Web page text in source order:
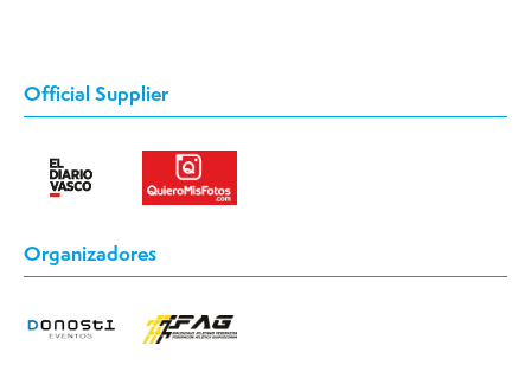
Official Supplier
Organizadores